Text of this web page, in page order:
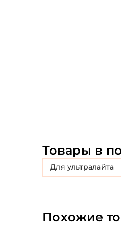
Товары в
для ультралайта
Похожие